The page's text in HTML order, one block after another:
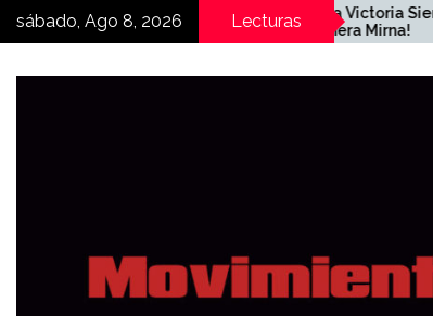
Skipsábado, Ago 8, 2026 Lecturas
¡Hasta la Victoria Siempre
compañera Mirna!